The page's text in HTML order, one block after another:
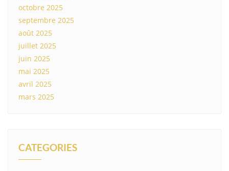
octobre 2025
septembre 2025
août 2025
juillet 2025
juin 2025
mai 2025
avril 2025
mars 2025
CATEGORIES